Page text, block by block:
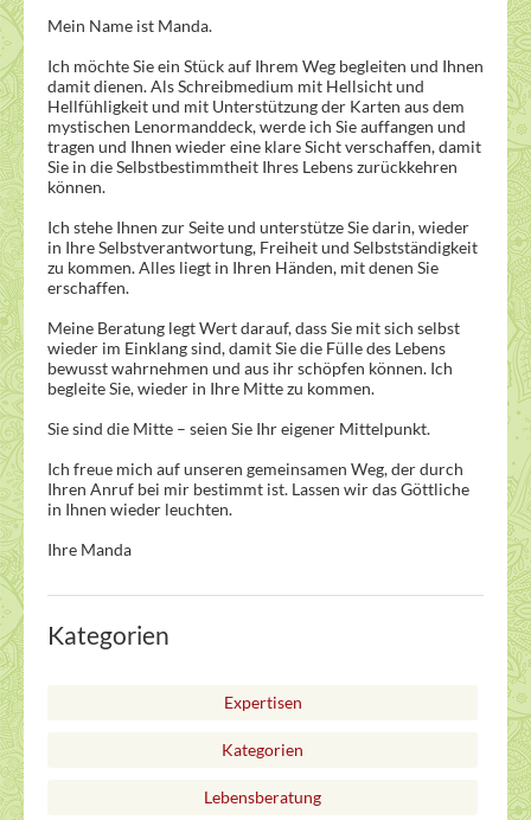
Mein Name ist Manda.
Ich möchte Sie ein Stück auf Ihrem Weg begleiten und Ihnen
damit dienen. Als Schreibmedium mit Hellsicht und
Hellfühligkeit und mit Unterstützung der Karten aus dem
mystischen Lenormanddeck, werde ich Sie auffangen und
tragen und Ihnen wieder eine klare Sicht verschaffen, damit
Sie in die Selbstbestimmtheit Ihres Lebens zurückkehren
können.
Ich stehe Ihnen zur Seite und unterstütze Sie darin, wieder
in Ihre Selbstverantwortung, Freiheit und Selbstständigkeit
zu kommen. Alles liegt in Ihren Händen, mit denen Sie
erschaffen.
Meine Beratung legt Wert darauf, dass Sie mit sich selbst
wieder im Einklang sind, damit Sie die Fülle des Lebens
bewusst wahrnehmen und aus ihr schöpfen können. Ich
begleite Sie, wieder in Ihre Mitte zu kommen.
Sie sind die Mitte – seien Sie Ihr eigener Mittelpunkt.
Ich freue mich auf unseren gemeinsamen Weg, der durch
Ihren Anruf bei mir bestimmt ist. Lassen wir das Göttliche
in Ihnen wieder leuchten.
Ihre Manda
Kategorien
Expertisen
Kategorien
Lebensberatung